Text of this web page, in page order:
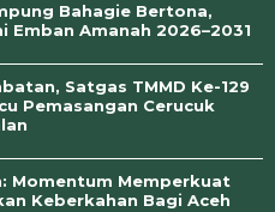
Bahagie Bertona,
Emban Amanah 2026–2031
Satgas TMMD Ke-129
Pemasangan Cerucuk
Momentum Memperkuat
Keberkahan Bagi Aceh